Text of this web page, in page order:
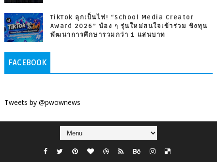
TikTok ลุกเป็นไฟ! “School Media Creator
Award 2026” น้อง ๆ รุ่นใหม่สนใจเข้าร่วม ชิงทุน
พัฒนาการศึกษารวมกว่า 1 แสนบาท
FACEBOOK
Tweets by @pwownews